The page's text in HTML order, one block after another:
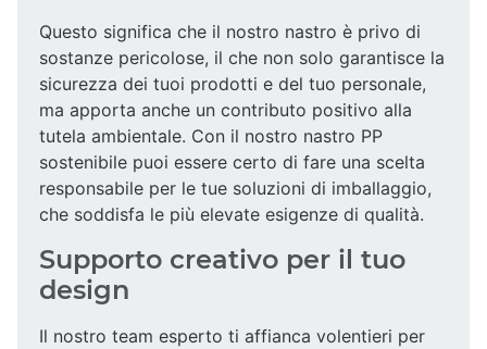
Questo significa che il nostro nastro è privo di
sostanze pericolose, il che non solo garantisce la
sicurezza dei tuoi prodotti e del tuo personale,
ma apporta anche un contributo positivo alla
tutela ambientale. Con il nostro nastro PP
sostenibile puoi essere certo di fare una scelta
responsabile per le tue soluzioni di imballaggio,
che soddisfa le più elevate esigenze di qualità.
Supporto creativo per il tuo
design
Il nostro team esperto ti affianca volentieri per